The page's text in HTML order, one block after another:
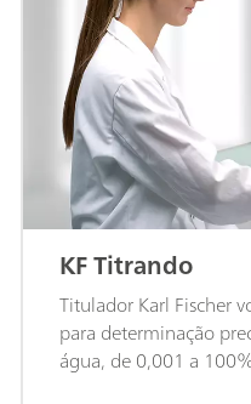
KF Titrando
Titulador Karl Fischer
para determinação
água, de 0,001 a